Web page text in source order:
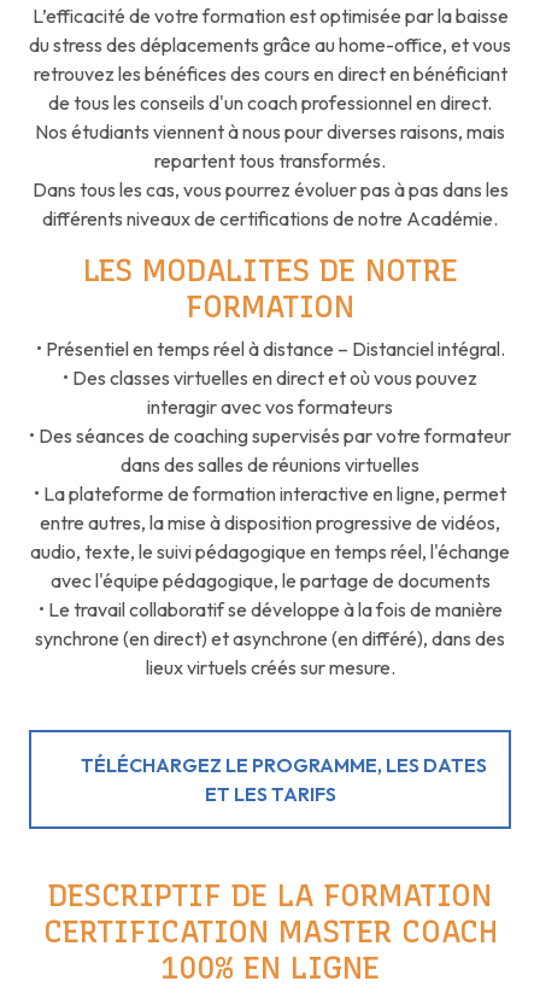
L’efficacité de votre formation est optimisée par la baisse
du stress des déplacements grâce au home-office, et vous
retrouvez les bénéfices des cours en direct en bénéficiant
de tous les conseils d'un coach professionnel en direct.
Nos étudiants viennent à nous pour diverses raisons, mais
repartent tous transformés.
Dans tous les cas, vous pourrez évoluer pas à pas dans les
différents niveaux de certifications de notre Académie.
LES MODALITES DE NOTRE
FORMATION
• Présentiel en temps réel à distance – Distanciel intégral.
• Des classes virtuelles en direct et où vous pouvez
interagir avec vos formateurs
• Des séances de coaching supervisés par votre formateur
dans des salles de réunions virtuelles
• La plateforme de formation interactive en ligne, permet
entre autres, la mise à disposition progressive de vidéos,
audio, texte, le suivi pédagogique en temps réel, l'échange
avec l'équipe pédagogique, le partage de documents
• Le travail collaboratif se développe à la fois de manière
synchrone (en direct) et asynchrone (en différé), dans des
lieux virtuels créés sur mesure.
TÉLÉCHARGEZ LE PROGRAMME, LES DATES
ET LES TARIFS
DESCRIPTIF DE LA FORMATION
CERTIFICATION MASTER COACH
100% EN LIGNE